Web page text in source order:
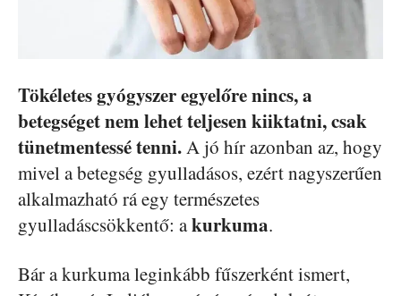
Tökéletes gyógyszer egyelőre nincs, a
betegséget nem lehet teljesen kiiktatni, csak
tünetmentessé tenni.A jó hír azonban az, hogy
mivel a betegség gyulladásos, ezért nagyszerűen
alkalmazható rá egy természetes
gyulladáscsökkentő: akurkuma.
Bár a kurkuma leginkább fűszerként ismert,